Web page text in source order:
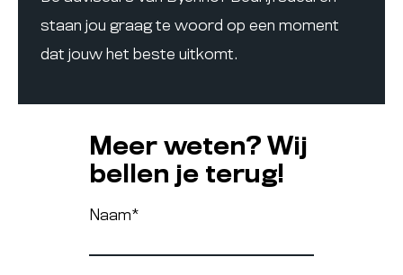
staan jou graag te woord op een moment
dat jouw het beste uitkomt.
Meer weten? Wij
bellen je terug!
Naam*